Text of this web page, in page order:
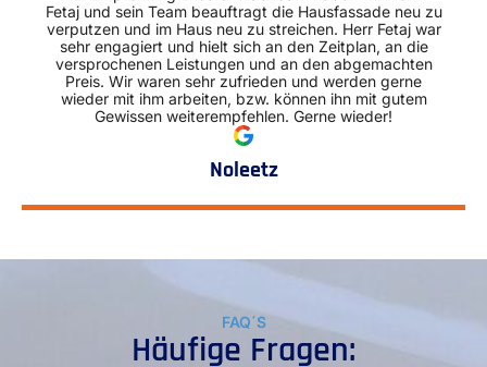
Fetaj und sein Team beauftragt die Hausfassade neu zu
verputzen und im Haus neu zu streichen. Herr Fetaj war
sehr engagiert und hielt sich an den Zeitplan, an die
versprochenen Leistungen und an den abgemachten
Preis. Wir waren sehr zufrieden und werden gerne
wieder mit ihm arbeiten, bzw. können ihn mit gutem
Gewissen weiterempfehlen. Gerne wieder!
Noleetz
FAQ´S
Häufige Fragen: